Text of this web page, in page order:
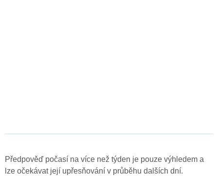
Předpověď počasí na více než týden je pouze výhledem a
lze očekávat její upřesňování v průběhu dalších dní.